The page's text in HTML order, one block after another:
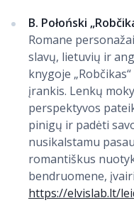
B. Połoński
Romane
slavų, lietuvių ir
knygoje
įrankis. Lenkų
perspektyvos
pinigų ir padėti
nusikalstamu
romantiškus
bendruomene,
https://elvislab.lt/